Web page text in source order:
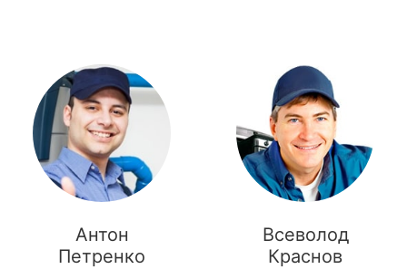
Антон
Петренко
Всеволод
Краснов